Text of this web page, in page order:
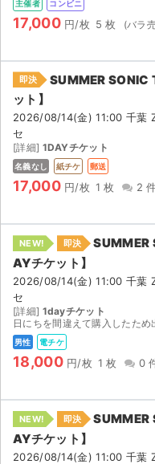
サイト情報
チケットジャム運営会社
チケットジャム利用規約
プライバシーポリシー
特定商取引法に基づく表記
公演登録依頼
不正転売禁止法について
チケットジャムの取り組み
主催者 コンビニ
17,000 円/枚 5 枚
即決
SUMMER
ット】
2026/08/14(金) 11:00 千葉
セ
[詳細] 1DAYチケット
名義なし 紙チケ 郵送
17,000 円/枚 1 枚 2
NEW! 即決
SUMMER
AYチケット】
2026/08/14(金) 11:00 千葉
セ
[詳細] 1dayチケット
日にちを間違えて購入したため出品します。楽天チ
男性 電チケ
18,000 円/枚 1 枚 0
NEW! 即決
SUMMER
AYチケット】
2026/08/14(金) 11:00 千葉